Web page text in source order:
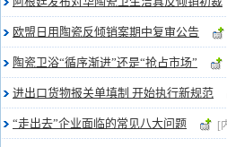
欧盟日用陶瓷反倾销案期中复审公告
陶瓷卫浴“循序渐进”还是“抢占市场”
进出口货物报关单填制 开始执行新规范
“走出去”企业面临的常见八大问题 [